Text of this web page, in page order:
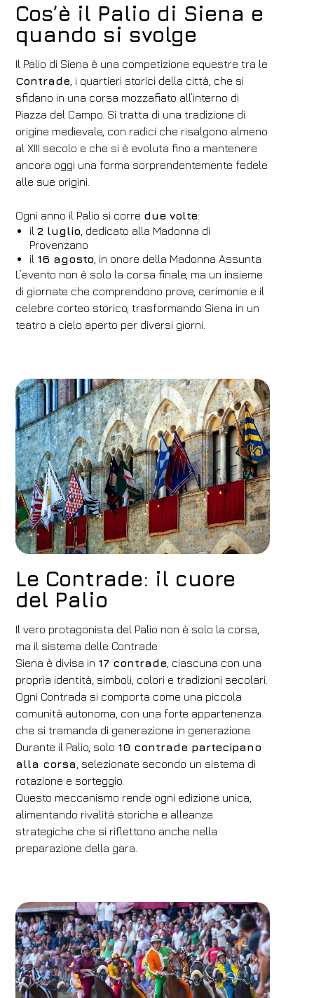
Cos’è il Palio di Siena e
quando si svolge
Il Palio di Siena è una competizione equestre tra le
Contrade , i quartieri storici della città, che si
sfidano in una corsa mozzafiato all’interno di
Piazza del Campo. Si tratta di una tradizione di
origine medievale, con radici che risalgono almeno
al XIII secolo e che si è evoluta fino a mantenere
ancora oggi una forma sorprendentemente fedele
alle sue origini.
Ogni anno il Palio si corre due volte:
il2 luglio , dedicato alla Madonna di
Provenzano
il 16 agosto , in onore della Madonna Assunta
L’evento non è solo la corsa finale, ma un insieme
di giornate che comprendono prove, cerimonie e il
celebre corteo storico, trasformando Siena in un
teatro a cielo aperto per diversi giorni.
Le Contrade: il cuore
del Palio
Il vero protagonista del Palio non è solo la corsa,
ma il sistema delle Contrade.
Siena è divisa in 17 contrade , ciascuna con una
propria identità, simboli, colori e tradizioni secolari.
Ogni Contrada si comporta come una piccola
comunità autonoma, con una forte appartenenza
che si tramanda di generazione in generazione.
Durante il Palio, solo 10 contrade partecipano
alla corsa , selezionate secondo un sistema di
rotazione e sorteggio.
Questo meccanismo rende ogni edizione unica,
alimentando rivalità storiche e alleanze
strategiche che si riflettono anche nella
preparazione della gara.